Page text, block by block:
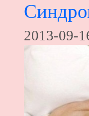
2013-09-